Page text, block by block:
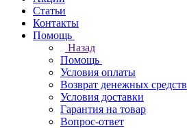
Статьи
Контакты
Помощь
Назад
Помощь
Условия оплаты
Возврат денежных средств
Условия доставки
Гарантия на товар
Вопрос-ответ